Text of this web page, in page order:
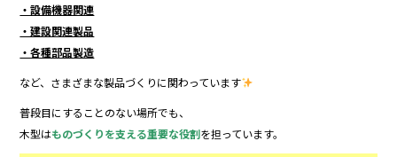
・設備機器関連
・建設関連製品
・各種部品製造
など、さまざまな製品づくりに関わっています
普段目にすることのない場所でも、
木型はものづくりを支える重要な役割を担っています。